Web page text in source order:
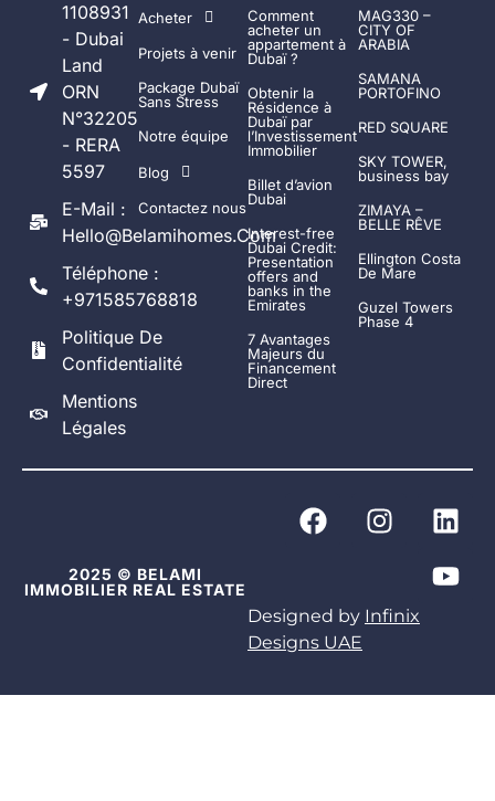
1108931
- Dubai
Land
ORN
N°32205
- RERA
5597
E-Mail :
Hello@belamihomes.com
Téléphone :
+971585768818
Politique De
Confidentialité
Mentions
Légales
Acheter
Projets à venir
Package Dubaï
Sans Stress
Notre équipe
Blog
Contactez nous
Comment
acheter un
appartement à
Dubaï ?
Obtenir la
Résidence à
Dubaï par
l’Investissement
Immobilier
Billet d’avion
Dubai
Interest-free
Dubai Credit:
Presentation
offers and
banks in the
Emirates
7 Avantages
Majeurs du
Financement
Direct
MAG330 –
CITY OF
ARABIA
SAMANA
PORTOFINO
RED SQUARE
SKY TOWER,
business bay
ZIMAYA –
BELLE RÊVE
Ellington Costa
De Mare
Guzel Towers
Phase 4
2025 © BELAMI
IMMOBILIER REAL ESTATE
Designed by Infinix
Designs UAE